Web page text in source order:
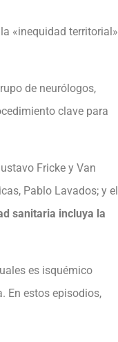
«inequidad territorial»
de neurólogos,
clave para
Fricke y Van
Pablo Lavados; y el
sanitaria incluya la
es isquémico
En estos episodios,